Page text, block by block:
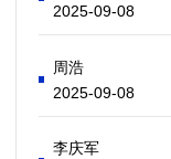
2025-09-08
周浩
2025-09-08
李庆军